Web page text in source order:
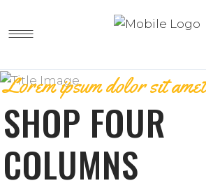
Lorem ipsum dolor sit amet
SHOP FOUR
COLUMNS